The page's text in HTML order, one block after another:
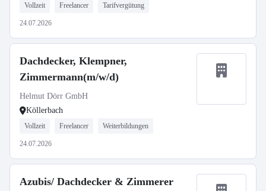
Vollzeit Freelancer Tarifvergütung
24.07.2026
Dachdecker, Klempner,
Zimmermann(m/w/d)
Helmut Dörr GmbH
Köllerbach
Vollzeit Freelancer Weiterbildungen
24.07.2026
Azubis/ Dachdecker & Zimmerer